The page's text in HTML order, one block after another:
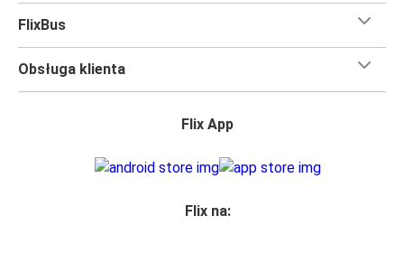
FlixBus
Obsługa klienta
Flix App
Flix na: